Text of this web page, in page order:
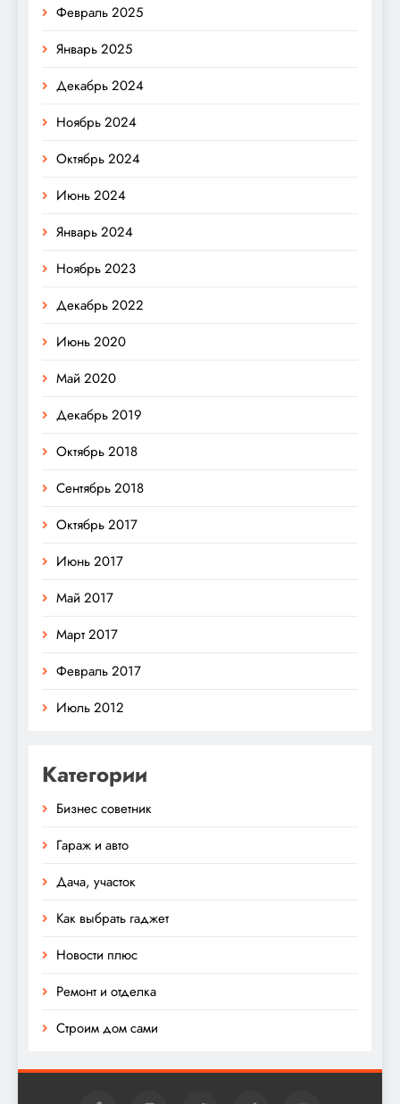
Февраль 2025
Январь 2025
Декабрь 2024
Ноябрь 2024
Октябрь 2024
Июнь 2024
Январь 2024
Ноябрь 2023
Декабрь 2022
Июнь 2020
Май 2020
Декабрь 2019
Октябрь 2018
Сентябрь 2018
Октябрь 2017
Июнь 2017
Май 2017
Март 2017
Февраль 2017
Июль 2012
Категории
Бизнес советник
Гараж и авто
Дача, участок
Как выбрать гаджет
Новости плюс
Ремонт и отделка
Строим дом сами